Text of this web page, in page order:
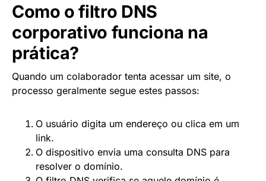
Como o filtro DNS
corporativo funciona na
prática?
Quando um colaborador tenta acessar um site, o
processo geralmente segue estes passos:
O usuário digita um endereço ou clica em um
link.
O dispositivo envia uma consulta DNS para
resolver o domínio.